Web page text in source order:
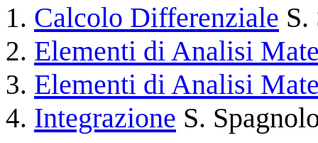
Calcolo Differenziale S.
Elementi di Analisi
Elementi di Analisi
Integrazione S.